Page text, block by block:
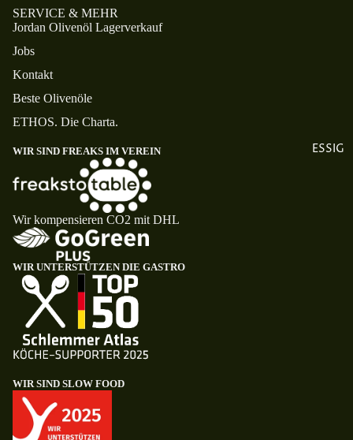
ESSIG
SERVICE & MEHR
Jordan Olivenöl Lagerverkauf
Jobs
Kontakt
Beste Olivenöle
ETHOS. Die Charta.
WIR SIND FREAKS IM VEREIN
Wir kompensieren CO2 mit DHL
WIR UNTERSTÜTZEN DIE GASTRO
WIR SIND SLOW FOOD